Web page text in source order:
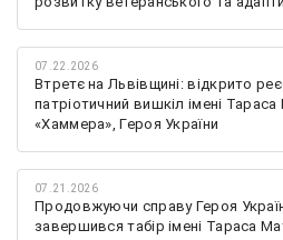
07.22.2026
Втретє на Львівщині: відкрито
патріотичний вишкіл імені
«Хаммера», Героя України
07.21.2026
Продовжуючи справу Героя
завершився табір імені Тараса